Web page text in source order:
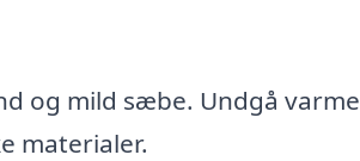
og mild sæbe. Undgå
materialer.